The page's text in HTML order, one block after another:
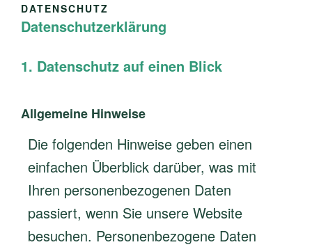
DATENSCHUTZ
Datenschutzerklärung
1. Datenschutz auf einen Blick
Allgemeine Hinweise
Die folgenden Hinweise geben einen
einfachen Überblick darüber, was mit
Ihren personenbezogenen Daten
passiert, wenn Sie unsere Website
besuchen. Personenbezogene Daten